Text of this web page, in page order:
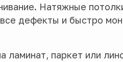
Натяжные
дефекты и быстро
ламинат, паркет или